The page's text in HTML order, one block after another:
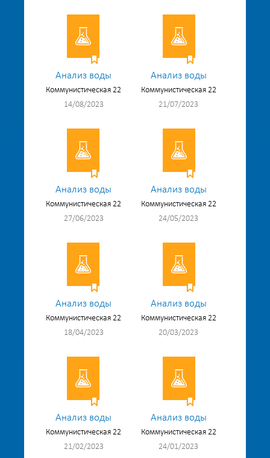
Анализ воды
Коммунистическая 22
14/08/2023
Анализ воды
Коммунистическая 22
21/07/2023
Анализ воды
Коммунистическая 22
27/06/2023
Анализ воды
Коммунистическая 22
24/05/2023
Анализ воды
Коммунистическая 22
18/04/2023
Анализ воды
Коммунистическая 22
20/03/2023
Анализ воды
Коммунистическая 22
21/02/2023
Анализ воды
Коммунистическая 22
24/01/2023